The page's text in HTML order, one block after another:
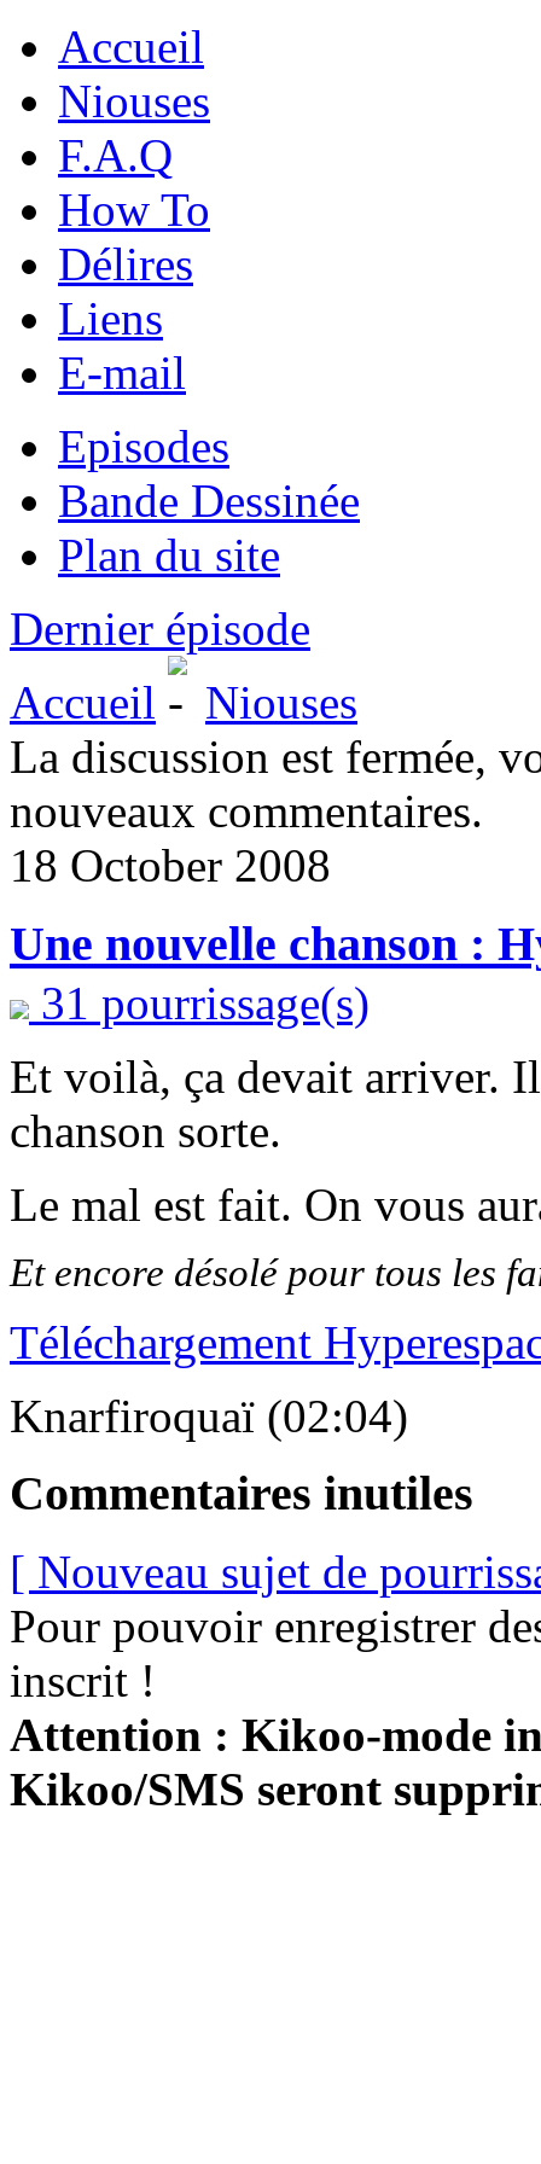
Accueil
Niouses
F.A.Q
How To
Délires
Liens
E-mail
Episodes
Bande Dessinée
Plan du site
Dernier épisode
Accueil
Niouses
La discussion est fermée,
nouveaux commentaires.
18 October 2008
Une nouvelle chanson :
31 pourrissage(s)
Et voilà, ça devait arriver.
chanson sorte.
Le mal est fait. On vous
Et encore désolé pour tous les
Téléchargement
Knarfiroquaï (02:04)
Commentaires inutiles
[ Nouveau sujet de
Pour pouvoir enregistrer
inscrit !
Attention : Kikoo-mode
Kikoo/SMS seront